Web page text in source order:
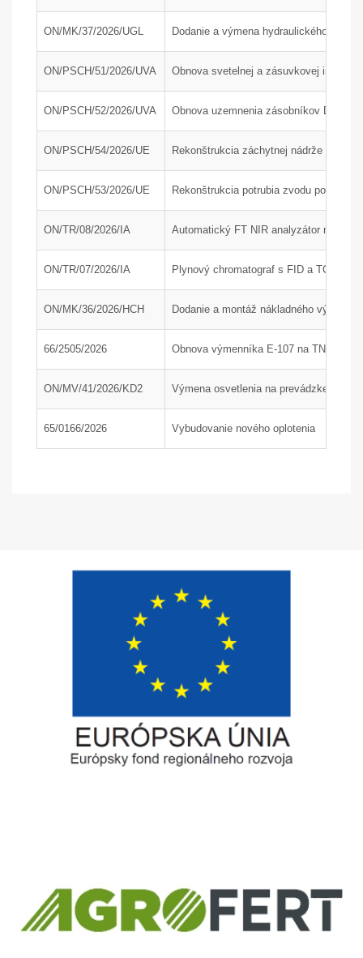
ON/MK/37/2026/UGL Dodanie a výmena hydraulického
ON/PSCH/51/2026/UVA Obnova svetelnej a zásuvkovej
ON/PSCH/52/2026/UVA Obnova uzemnenia zásobníkov DAM a
ON/PSCH/54/2026/UE Rekonštrukcia záchytnej nádrže J210
ON/PSCH/53/2026/UE Rekonštrukcia potrubia zvodu popola z
ON/TR/08/2026/IA Automatický FT NIR analyzátor na
ON/TR/07/2026/IA Plynový chromatograf s FID a TCD
ON/MK/36/2026/HCH Dodanie a montáž nákladného výťahu;
66/2505/2026 Obnova výmenníka E-107 na TN1, časť
ON/MV/41/2026/KD2 Výmena osvetlenia na prevádzke KD2
65/0166/2026 Vybudovanie nového oplotenia